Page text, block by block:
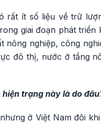
rất ít số liệu về trữ
giai đoạn phát
nông nghiệp, công
đô thị, nước ở tầng
trạng này là do
ở Việt Nam đôi